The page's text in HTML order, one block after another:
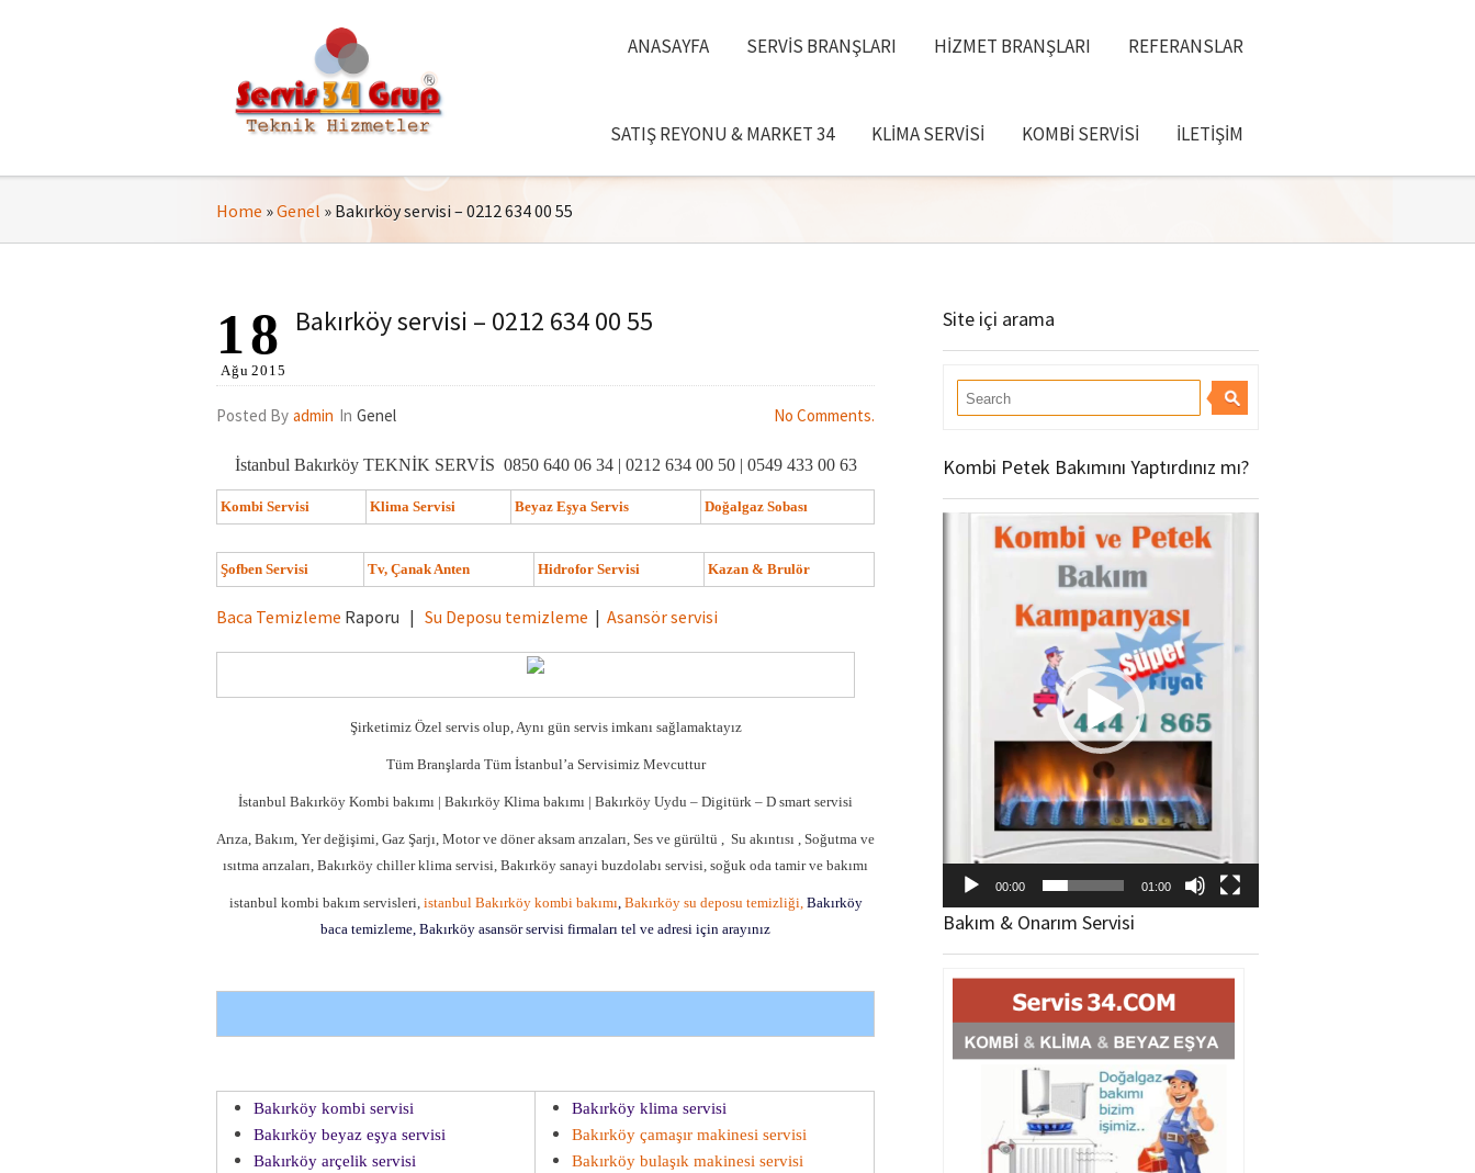
ANASAYFA SERVIS BRANŞLARI HIZMET BRANŞLARI REFERANSLAR
SATIŞ REYONU & MARKET 34 KLIMA SERVISI KOMBI SERVISI İLETIŞIM
Home »Genel » Bakırköy servisi – 0212 634 00 55
Bakırköy servisi – 0212 634 00 55
18
Ağu 2015
Posted By admin In Genel No Comments.
İstanbul Bakırköy TEKNİK SERVİS 0850 640 06 34 | 0212 634 00 50 | 0549 433 00 63
Kombi Servisi Klima Servisi Beyaz Eşya Servis Doğalgaz Sobası
Şofben Servisi Tv, Çanak Anten Hidrofor Servisi Kazan & Brulör
Baca Temizleme Raporu | Su Deposu temizleme | Asansör servisi
Şirketimiz Özel servis olup, Aynı gün servis imkanı sağlamaktayız
Tüm Branşlarda Tüm İstanbul’a Servisimiz Mevcuttur
İstanbul Bakırköy Kombi bakımı | Bakırköy Klima bakımı | Bakırköy Uydu – Digitürk – D smart servisi
Arıza, Bakım, Yer değişimi, Gaz Şarjı, Motor ve döner aksam arızaları, Ses ve gürültü , Su akıntısı , Soğutma ve
ısıtma arızaları, Bakırköy chiller klima servisi, Bakırköy sanayi buzdolabı servisi, soğuk oda tamir ve bakımı
istanbul kombi bakım servisleri, istanbul Bakırköy kombi bakımı, Bakırköy su deposu temizliği,Bakırköy
baca temizleme, Bakırköy asansör servisi firmaları tel ve adresi için arayınız
Bakırköy kombi servisi
Bakırköy beyaz eşya servisi
Bakırköy arçelik servisi
Bakırköy klima servisi
Bakırköy çamaşır makinesi servisi
Bakırköy bulaşık makinesi servisi
Site içi arama
Kombi Petek Bakımını Yaptırdınız mı?
oynatıcı
00:00 01:00
Bakım & Onarım Servisi